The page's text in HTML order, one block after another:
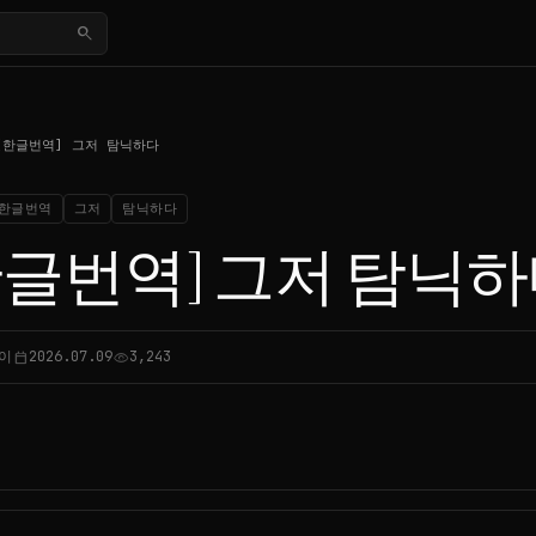
search
글번역] 그저 탐닉하다
한글번역 그저 탐닉하다
번역] 그저 탐닉
calendar_today2026.07.09visibility3,243